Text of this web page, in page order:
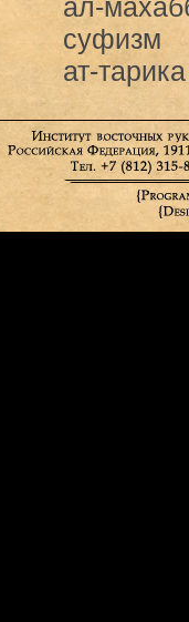
ал-
суфизм
ат-тарика